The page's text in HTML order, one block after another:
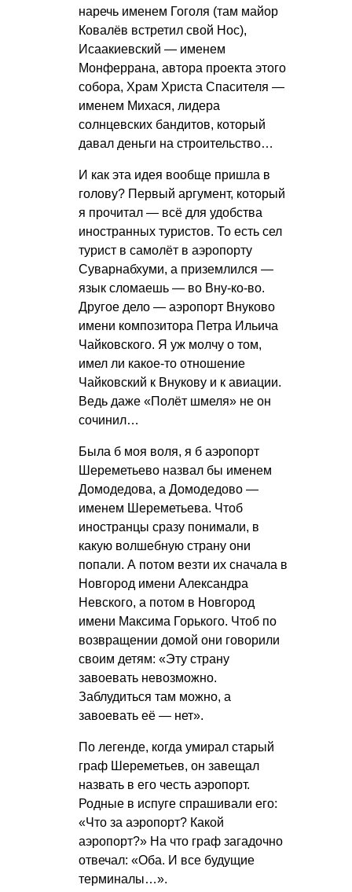
наречь именем Гоголя (там майор
Ковалёв встретил свой Нос),
Исаакиевский — именем
Монферрана, автора проекта этого
собора, Храм Христа Спасителя —
именем Михася, лидера
солнцевских бандитов, который
давал деньги на строительство…
И как эта идея вообще пришла в
голову? Первый аргумент, который
я прочитал — всё для удобства
иностранных туристов. То есть сел
турист в самолёт в аэропорту
Суварнабхуми, а приземлился —
язык сломаешь — во Вну-ко-во.
Другое дело — аэропорт Внуково
имени композитора Петра Ильича
Чайковского. Я уж молчу о том,
имел ли какое-то отношение
Чайковский к Внукову и к авиации.
Ведь даже «Полёт шмеля» не он
сочинил…
Была б моя воля, я б аэропорт
Шереметьево назвал бы именем
Домодедова, а Домодедово —
именем Шереметьева. Чтоб
иностранцы сразу понимали, в
какую волшебную страну они
попали. А потом везти их сначала в
Новгород имени Александра
Невского, а потом в Новгород
имени Максима Горького. Чтоб по
возвращении домой они говорили
своим детям: «Эту страну
завоевать невозможно.
Заблудиться там можно, а
завоевать её — нет».
По легенде, когда умирал старый
граф Шереметьев, он завещал
назвать в его честь аэропорт.
Родные в испуге спрашивали его:
«Что за аэропорт? Какой
аэропорт?» На что граф загадочно
отвечал: «Оба. И все будущие
терминалы…».